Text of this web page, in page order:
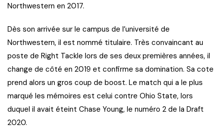
Northwestern en 2017.
Dès son arrivée sur le campus de l’université de
Northwestern, il est nommé titulaire. Très convaincant au
poste de Right Tackle lors de ses deux premières années, il
change de côté en 2019 et confirme sa domination. Sa cote
prend alors un gros coup de boost. Le match qui a le plus
marqué les mémoires est celui contre Ohio State, lors
duquel il avait éteint Chase Young, le numéro 2 de la Draft
2020.